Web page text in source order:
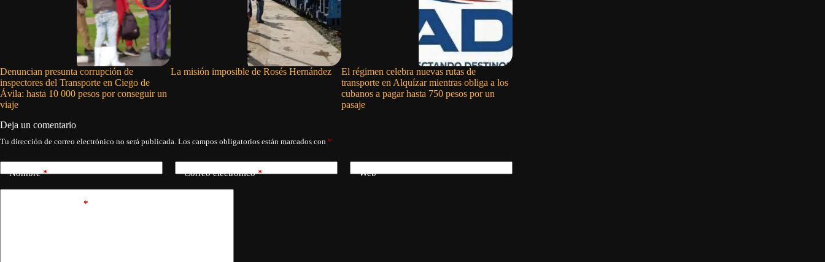
Denuncian presunta corrupción de
inspectores del Transporte en Ciego de
Ávila: hasta 10 000 pesos por conseguir un
viaje
La misión imposible de Rosés Hernández
El régimen celebra nuevas rutas de
transporte en Alquízar mientras obliga a los
cubanos a pagar hasta 750 pesos por un
pasaje
Deja un comentario
Tu dirección de correo electrónico no será publicada. Los campos obligatorios están marcados con *
Nombre* Correo electrónico* Web
*